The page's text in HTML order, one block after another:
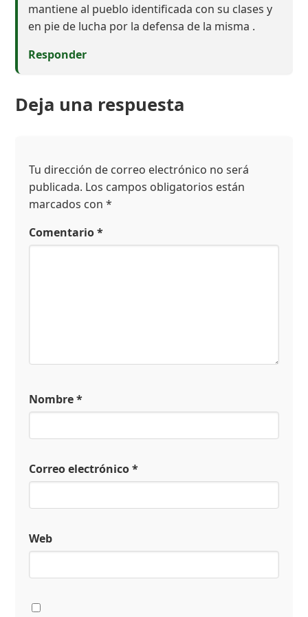
mantiene al pueblo identificada con su clases y
en pie de lucha por la defensa de la misma .
Responder
Deja una respuesta
Tu dirección de correo electrónico no será
publicada. Los campos obligatorios están
marcados con*
Comentario*
Nombre*
Correo electrónico*
Web